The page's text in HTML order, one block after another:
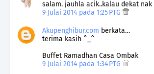
salam. jauhla acik..kalau dekat nak
9 Julai 2014 pada 1:25 PTG
Akupenghibur.com berkata…
terima kasih ^_^
Buffet Ramadhan Casa Ombak
9 Julai 2014 pada 1:34 PTG